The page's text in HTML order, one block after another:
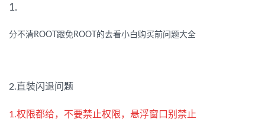
1.
分不清ROOT跟免ROOT的去看小白购买前问题大全
2.直装闪退问题
1.权限都给，不要禁止权限，悬浮窗口别禁止